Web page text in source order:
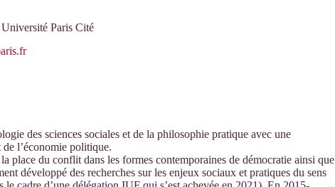
Paris Cité
des sciences sociales et de la philosophie pratique avec une
l’économie politique.
place du conflit dans les formes contemporaines de démocratie ainsi que
développé des recherches sur les enjeux sociaux et pratiques du sens